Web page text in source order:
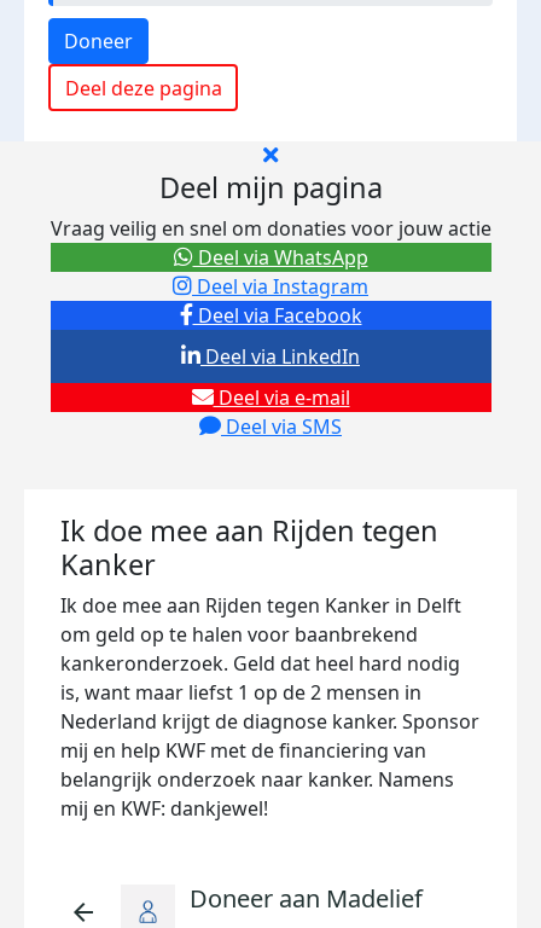
Doneer
Deel deze pagina
Deel mijn pagina
Vraag veilig en snel om donaties voor jouw actie
Deel via Facebook
Deel via Instagram
Deel via e-mail
Deel via SMS
Deel via LinkedIn
Deel via WhatsApp
Ik doe mee aan Rijden tegen
Kanker
Ik doe mee aan Rijden tegen Kanker in Delft
om geld op te halen voor baanbrekend
kankeronderzoek. Geld dat heel hard nodig
is, want maar liefst 1 op de 2 mensen in
Nederland krijgt de diagnose kanker. Sponsor
mij en help KWF met de financiering van
belangrijk onderzoek naar kanker. Namens
mij en KWF: dankjewel!
arrow_back Doneer aan Madelief